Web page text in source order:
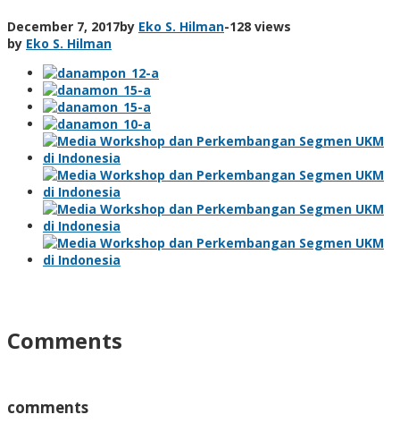
December 7, 2017by Eko S. Hilman-128 views
by Eko S. Hilman
Comments
comments